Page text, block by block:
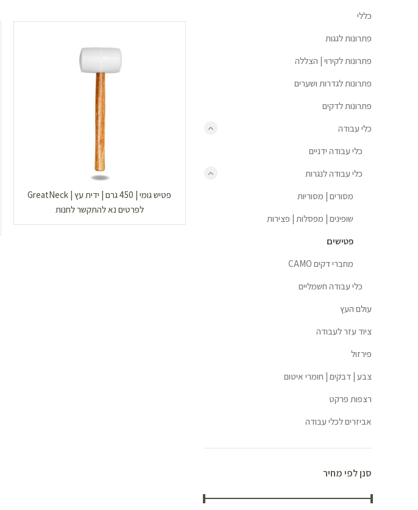
כללי
פתרונות לגגות
פתרונות לקירוי | הצללה
פתרונות לגדרות ושערים
פתרונות לדקים
כלי עבודה
כלי עבודה ידניים
כלי עבודה לנגרות
מסורים | מסוריות
שופינים | מפסלות | פצירות
פטישים
מחברי דקים CAMO
כלי עבודה חשמליים
עולם העץ
ציוד עזר לעבודה
פירזול
צבע | דבקים | חומרי איטום
רצפות פרקט
אביזרים לכלי עבודה
סנן לפי מחיר
פטיש גומי | 450 גרם | ידית עץ | GreatNeck
לפרטים נא להתקשר לחנות